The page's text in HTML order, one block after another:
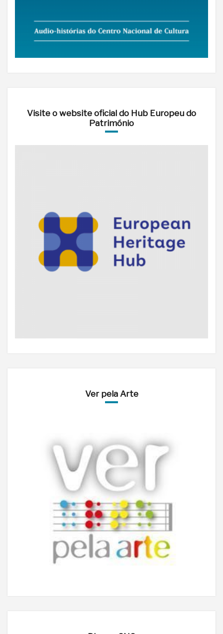
Visite o website oficial do Hub Europeu do
Património
Ver pela Arte